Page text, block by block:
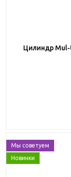
Цилиндр
Мы советуем
Новинки